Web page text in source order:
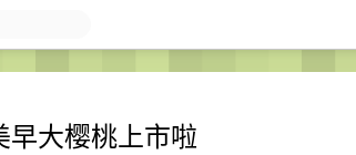
早大樱桃上市啦